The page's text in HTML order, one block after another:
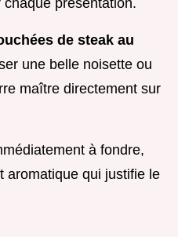
de steak au
une belle noisette ou
maître directement sur
à fondre,
aromatique qui justifie le